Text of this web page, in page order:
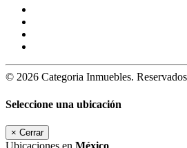
© 2026 Categoria Inmuebles.
Seleccione una ubicación
× Cerrar
Ubicaciones en México